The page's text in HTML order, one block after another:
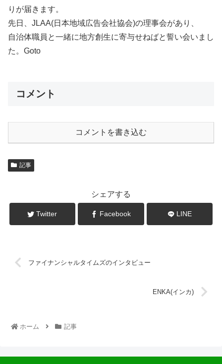
りが届きます。
先日、JLAA(日本地域広告会社協会)の理事会があり、
自治体職員と一緒に地方創生に寄与せねばと誓い会いまし
た。Goto
コメント
コメントを書き込む
記事
シェアする
Twitter Facebook LINE
ファイナンシャルタイムズのインタビュー
ENKA(インカ)
ホーム 記事